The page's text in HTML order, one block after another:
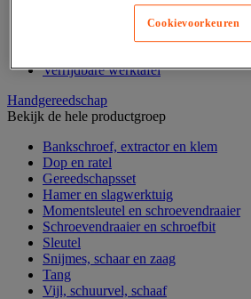
Assortimentsdoos en
Gereedschapskist en opbergtas
Verrijdbare werktafel
Handgereedschap
Bekijk de hele productgroep
Bankschroef, extractor en klem
Dop en ratel
Gereedschapsset
Hamer en slagwerktuig
Momentsleutel en schroevendraaier
Schroevendraaier en schroefbit
Sleutel
Snijmes, schaar en zaag
Tang
Vijl, schuurvel, schaaf
Cookievoorkeuren